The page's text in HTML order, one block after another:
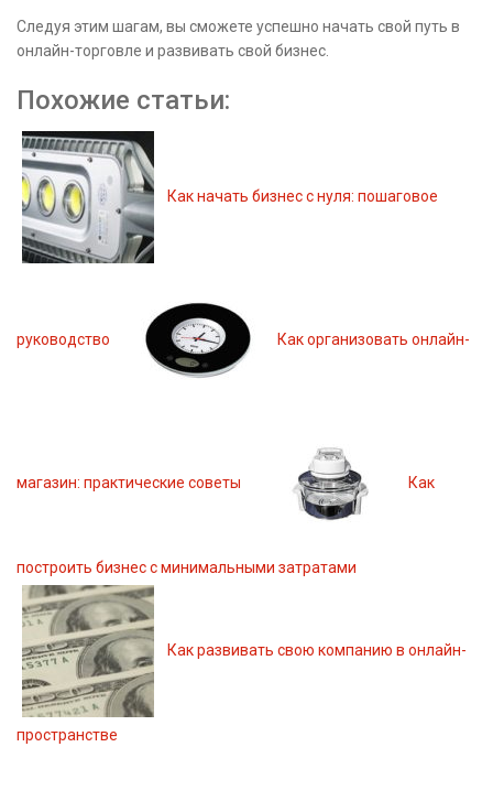
Следуя этим шагам, вы сможете успешно начать свой путь в
онлайн-торговле и развивать свой бизнес.
Похожие статьи:
Как начать бизнес с нуля: пошаговое
руководство Как организовать онлайн-
магазин: практические советы Как
построить бизнес с минимальными затратами
Как развивать свою компанию в онлайн-
пространстве